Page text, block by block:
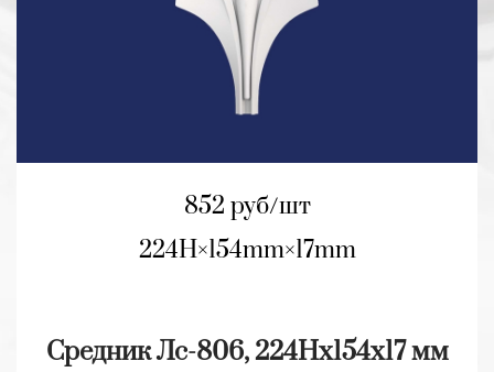
852 руб/шт
224H 154mm 17mm
Средник Лс-806, 224Hх154х17 мм